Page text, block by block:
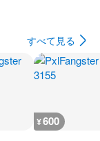
すべて見る
¥600